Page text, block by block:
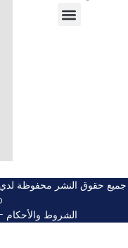
الشروط